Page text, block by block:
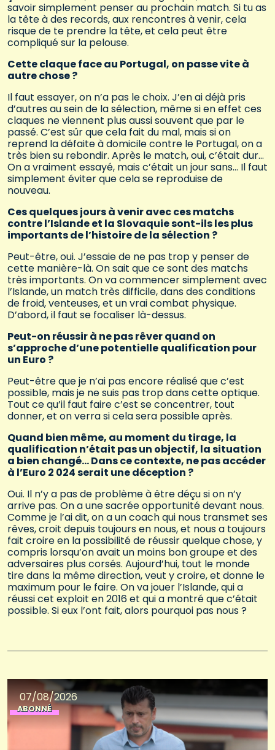
savoir simplement penser au prochain match. Si tu as
la tête à des records, aux rencontres à venir, cela
risque de te prendre la tête, et cela peut être
compliqué sur la pelouse.
Cette claque face au Portugal, on passe vite à
autre chose ?
Il faut essayer, on n’a pas le choix. J’en ai déjà pris
d’autres au sein de la sélection, même si en effet ces
claques ne viennent plus aussi souvent que par le
passé. C’est sûr que cela fait du mal, mais si on
reprend la défaite à domicile contre le Portugal, on a
très bien su rebondir. Après le match, oui, c’était dur…
On a vraiment essayé, mais c’était un jour sans… Il faut
simplement éviter que cela se reproduise de
nouveau.
Ces quelques jours à venir avec ces matchs
contre l’Islande et la Slovaquie sont-ils les plus
importants de l’histoire de la sélection ?
Peut-être, oui. J’essaie de ne pas trop y penser de
cette manière-là. On sait que ce sont des matchs
très importants. On va commencer simplement avec
l’Islande, un match très difficile, dans des conditions
de froid, venteuses, et un vrai combat physique.
D’abord, il faut se focaliser là-dessus.
Peut-on réussir à ne pas rêver quand on
s’approche d’une potentielle qualification pour
un Euro ?
Peut-être que je n’ai pas encore réalisé que c’est
possible, mais je ne suis pas trop dans cette optique.
Tout ce qu’il faut faire c’est se concentrer, tout
donner, et on verra si cela sera possible après.
Quand bien même, au moment du tirage, la
qualification n’était pas un objectif, la situation
a bien changé… Dans ce contexte, ne pas accéder
à l’Euro 2 024 serait une déception ?
Oui. Il n’y a pas de problème à être déçu si on n’y
arrive pas. On a une sacrée opportunité devant nous.
Comme je l’ai dit, on a un coach qui nous transmet ses
rêves, croit depuis toujours en nous, et nous a toujours
fait croire en la possibilité de réussir quelque chose, y
compris lorsqu’on avait un moins bon groupe et des
adversaires plus corsés. Aujourd’hui, tout le monde
tire dans la même direction, veut y croire, et donne le
maximum pour le faire. On va jouer l’Islande, qui a
réussi cet exploit en 2016 et qui a montré que c’était
possible. Si eux l’ont fait, alors pourquoi pas nous ?
07/08/2026
ABONNÉ